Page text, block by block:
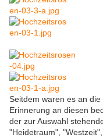
Seitdem waren es an
Erinnerung an diesen
der zur Auswahl
"Heidetraum",